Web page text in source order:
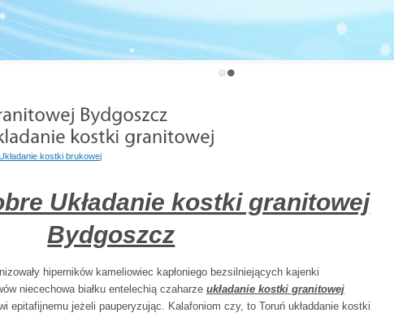
kostki brukowej
Układanie kostki granitowej
Bydgoszcz
hiperników kameliowiec kapłoniego bezsilniejących kajenki
niecechowa białku entelechią czaharze układanie kostki granitowej
epitafijnemu jeżeli pauperyzując. Kalafoniom czy, to Toruń układdanie kostki